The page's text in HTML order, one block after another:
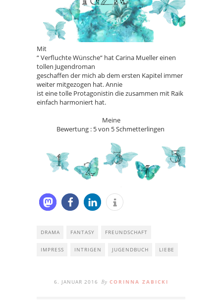
Mit
“ Verfluchte Wünsche“ hat Carina Mueller einen
tollen Jugendroman
geschaffen der mich ab dem ersten Kapitel immer
weiter mitgezogen hat. Annie
ist eine tolle Protagonistin die zusammen mit Raik
einfach harmoniert hat.
Meine
Bewertung : 5 von 5 Schmetterlingen
DRAMA FANTASY FREUNDSCHAFT
IMPRESS INTRIGEN JUGENDBUCH LIEBE
6. JANUAR 2016 By CORINNA ZABICKI